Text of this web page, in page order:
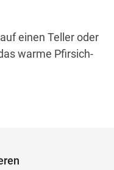
einen Teller oder
warme Pfirsich-